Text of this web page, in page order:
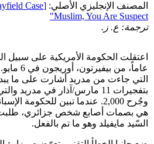
المصنف الإنجليزي الأصلي:
Muslim, You Are Suspect"
ترجمة: ع. ز.
عاماً، من
التي جاءت من مدريد أشارت على ما
وجُرح 2,000. عندما تبين للحكومة
هي بصمات أصابع شخص جزائري، طلبت
السّيد مايفيلد وهو ما تم بالفعل.